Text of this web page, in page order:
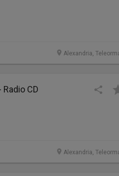
Alexandria,
CD
Alexandria,